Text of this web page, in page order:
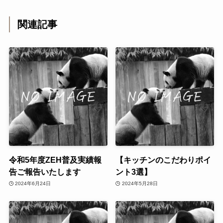
関連記事
令和5年度ZEH普及実績報
告ご報告いたします
2024年6月24日
【キッチンのこだわりポイ
ント3選】
2024年5月28日